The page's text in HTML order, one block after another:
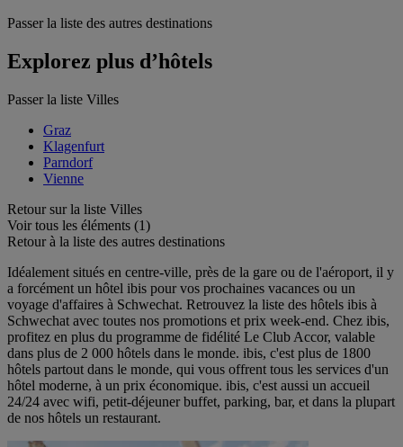
Passer la liste des autres destinations
Explorez plus d’hôtels
Passer la liste Villes
Graz
Klagenfurt
Parndorf
Vienne
Retour sur la liste Villes
Voir tous les éléments (1)
Retour à la liste des autres destinations
Idéalement situés en centre-ville, près de la gare ou de l'aéroport, il y
a forcément un hôtel ibis pour vos prochaines vacances ou un
voyage d'affaires à Schwechat. Retrouvez la liste des hôtels ibis à
Schwechat avec toutes nos promotions et prix week-end. Chez ibis,
profitez en plus du programme de fidélité Le Club Accor, valable
dans plus de 2 000 hôtels dans le monde. ibis, c'est plus de 1800
hôtels partout dans le monde, qui vous offrent tous les services d'un
hôtel moderne, à un prix économique. ibis, c'est aussi un accueil
24/24 avec wifi, petit-déjeuner buffet, parking, bar, et dans la plupart
de nos hôtels un restaurant.